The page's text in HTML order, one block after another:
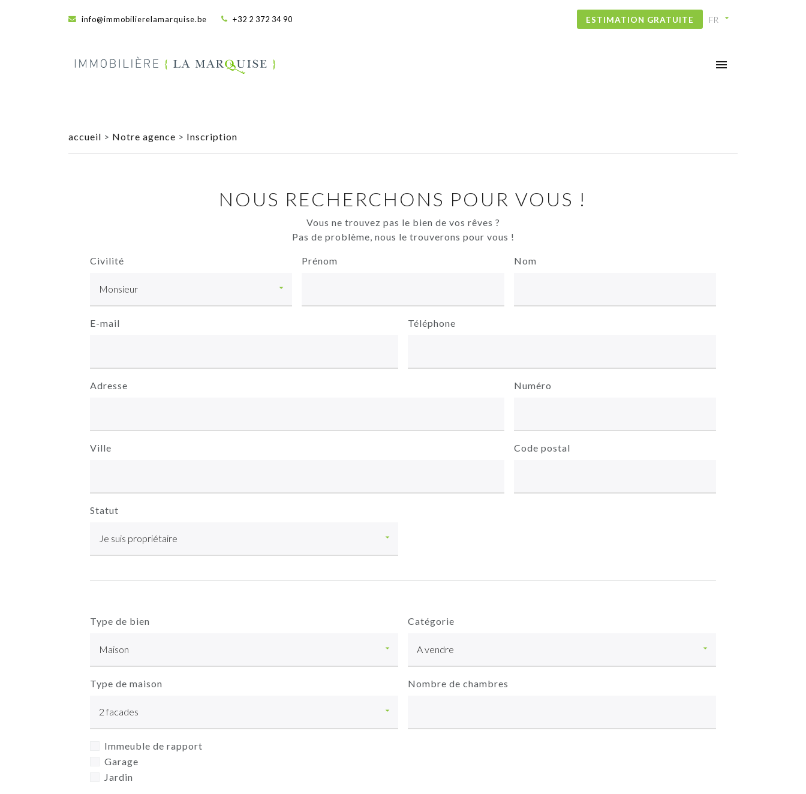
info@immobilierelamarquise.be +32 2 372 34 90 ESTIMATION GRATUITE
accueil > Notre agence > Inscription
NOUS RECHERCHONS POUR VOUS !
Vous ne trouvez pas le bien de vos rêves ?
Pas de problème, nous le trouverons pour vous !
Civilité Prénom Nom
E-mail Téléphone
Adresse Numéro
Ville Code postal
Statut
Type de bien Catégorie
Type de maison Nombre de chambres
Immeuble de rapport
Garage
Jardin